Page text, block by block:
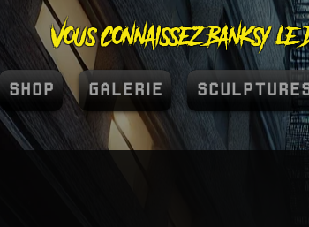
Vous connaissez Banksy
SHOP GALERIE